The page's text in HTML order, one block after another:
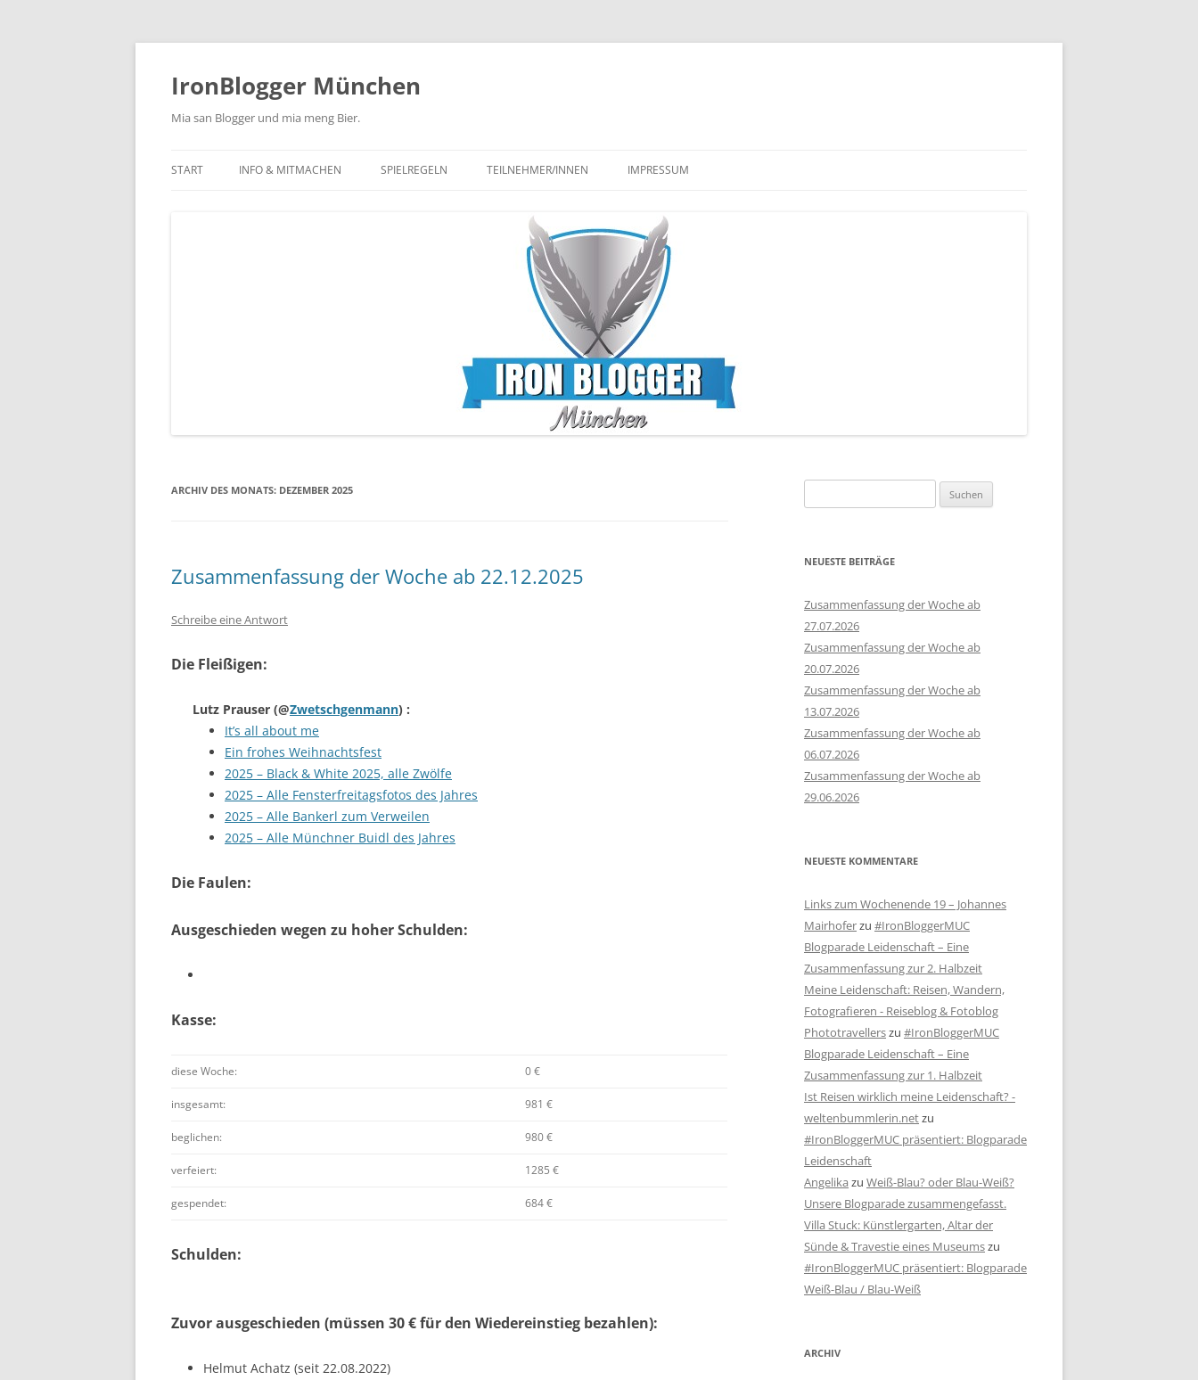
Zum
IronBlogger München
Mia san Blogger und mia meng Bier.
START INFO & MITMACHEN SPIELREGELN TEILNEHMER/INNEN IMPRESSUM
ARCHIV DES MONATS: DEZEMBER 2025
Zusammenfassung der Woche ab 22.12.2025
Schreibe eine Antwort
Die Fleißigen:
Lutz Prauser (@Zwetschgenmann) :
It’s all about me
Ein frohes Weihnachtsfest
2025 – Black & White 2025, alle Zwölfe
2025 – Alle Fensterfreitagsfotos des Jahres
2025 – Alle Bankerl zum Verweilen
2025 – Alle Münchner Buidl des Jahres
Die Faulen:
Ausgeschieden wegen zu hoher Schulden:
Kasse:
diese Woche: 0 €
insgesamt: 981 €
beglichen: 980 €
verfeiert: 1285 €
gespendet: 684 €
Schulden:
Zuvor ausgeschieden (müssen 30 € für den Wiedereinstieg bezahlen):
Helmut Achatz (seit 22.08.2022)
nach:
NEUESTE BEITRÄGE
Zusammenfassung der Woche ab
27.07.2026
Zusammenfassung der Woche ab
20.07.2026
Zusammenfassung der Woche ab
13.07.2026
Zusammenfassung der Woche ab
06.07.2026
Zusammenfassung der Woche ab
29.06.2026
NEUESTE KOMMENTARE
Links zum Wochenende 19 – Johannes
Mairhoferzu #IronBloggerMUC
Blogparade Leidenschaft – Eine
Zusammenfassung zur 2. Halbzeit
Meine Leidenschaft: Reisen, Wandern,
Fotografieren - Reiseblog & Fotoblog
Phototravellerszu #IronBloggerMUC
Blogparade Leidenschaft – Eine
Zusammenfassung zur 1. Halbzeit
Ist Reisen wirklich meine Leidenschaft? -
weltenbummlerin.netzu
#IronBloggerMUC präsentiert: Blogparade
Leidenschaft
Angelika zu Weiß-Blau? oder Blau-Weiß?
Unsere Blogparade zusammengefasst.
Villa Stuck: Künstlergarten, Altar der
Sünde & Travestie eines Museumszu
#IronBloggerMUC präsentiert: Blogparade
Weiß-Blau / Blau-Weiß
ARCHIV